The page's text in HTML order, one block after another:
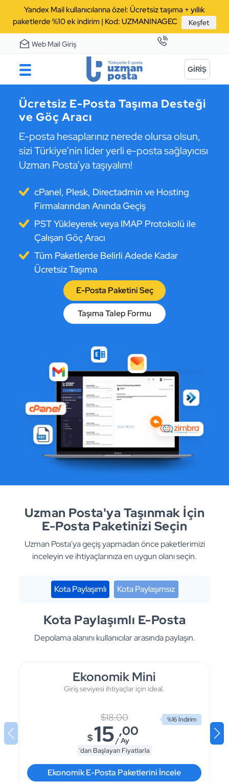
Yandex Mail kullanıcılarına özel: Ücretsiz taşıma + yıllık
paketlerde %10 ek indirim | Kod: UZMANINAGEC
Keşfet
Web Mail Giriş
GİRİŞ
Ücretsiz E-Posta Taşıma Desteği
ve Göç Aracı
E-posta hesaplarınız nerede olursa olsun,
sizi Türkiye’nin lider yerli e-posta sağlayıcısı
Uzman Posta’ya taşıyalım!
cPanel, Plesk, Directadmin ve Hosting
Firmalarından Anında Geçiş
PST Yükleyerek veya IMAP Protokolü ile
Çalışan Göç Aracı
Tüm Paketlerde Belirli Adede Kadar
Ücretsiz Taşıma
E-Posta Paketini Seç
Taşıma Talep Formu
Uzman Posta'ya Taşınmak İçin
E-Posta Paketinizi Seçin
Uzman Posta'ya geçiş yapmadan önce paketlerimizi
inceleyin ve ihtiyaçlarınıza en uygun olanı seçin.
Kota Paylaşımlı Kota Paylaşımsız
Kota Paylaşımlı E-Posta
Depolama alanını kullanıcılar arasında paylaşın.
Ekonomik Mini
Giriş seviyesi ihtiyaçlar için ideal.
$18.00 %16 İndirim
$15/ Ay
,00
'dan Başlayan Fiyatlarla
Ekonomik E-Posta Paketlerini İncele